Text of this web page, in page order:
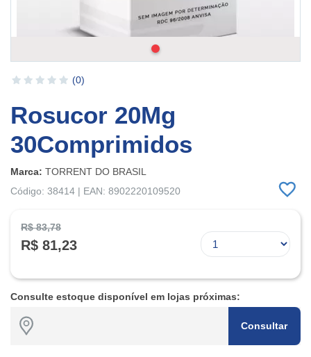
(0)
Rosucor 20Mg
30Comprimidos
Marca: TORRENT DO BRASIL
Código: 38414 | EAN: 8902220109520
R$ 83,78
R$ 81,23
Consulte estoque disponível em lojas próximas:
Consultar